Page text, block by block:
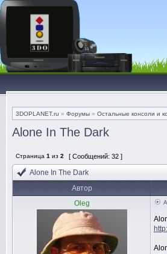
3DOPLANET.ru » Форумы » Остальные консоли и
Alone In The Dark
Страница 1 из 2 [ Сообщений: 32 ]
Alone In The Dark
Автор
Oleg